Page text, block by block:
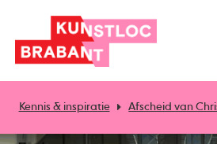
Kennis & inspiratie Afscheid van